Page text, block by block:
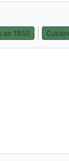
en 1850